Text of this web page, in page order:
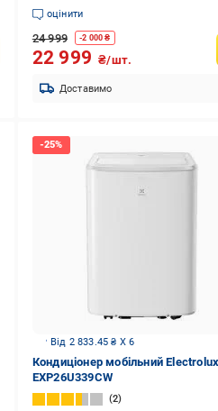
оцінити
24 999 -2 000 ₴
22 999 ₴/шт.
Доставимо
Від 2 833.45 ₴ X 6
Кондиціонер мобільний
EXP26U339CW
2